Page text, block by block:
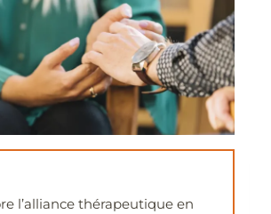
l’alliance thérapeutique en